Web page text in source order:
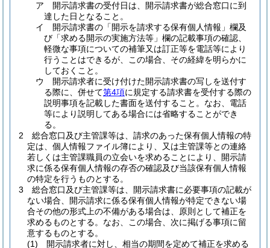
ア
開示請求書の受付日は、開示請求書が総合窓口に到
達した日となること。
イ
開示請求書の「開示を請求する保有個人情報」欄及
び「求める開示の実施方法等」欄の記載事項の確認、
軽微な事項についての補筆又は訂正等を電話等により
行うことはできるが、この場合、その経緯を明らかに
しておくこと。
ウ
開示請求者に受け付けた開示請求書の写しを送付す
る際に、併せて第4項に規定する請求書を受付する際の
説明事項を記載した書面を送付すること。 なお、電話
等により説明してある場合には省略することができ
る。
2
総合窓口及び主管課等は、請求のあった保有個人情報の特
定は、個人情報ファイル簿により、又は主管課等との連絡
若しくは主管課職員の立会いを求めることにより、開示請
求に係る保有個人情報の存否の確認及び当該保有個人情報
の特定を行うものとする。
3
総合窓口及び主管課等は、開示請求書に必要事項の記載が
ない場合、開示請求に係る保有個人情報が特定できない場
合その他の形式上の不備がある場合は、原則として補正を
求めるものとする。 なお、この場合、次に掲げる事項に留
意するものとする。
(1)
開示請求者に対し、相当の期間を定めて補正を求める